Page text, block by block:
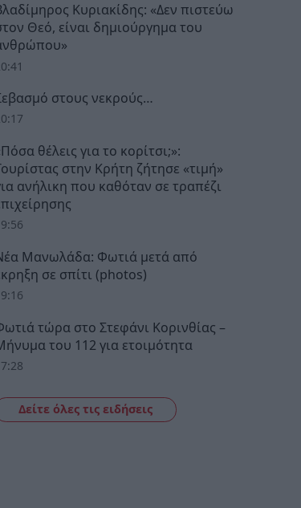
Κυριακίδης: «Δεν πιστεύω
Θεό, είναι δημιούργημα του
στους νεκρούς…
θέλεις για το κορίτσι;»:
στην Κρήτη ζήτησε «τιμή»
ανήλικη που καθόταν σε τραπέζι
Μανωλάδα: Φωτιά μετά από
σε σπίτι (photos)
τώρα στο Στεφάνι Κορινθίας –
του 112 για ετοιμότητα
Δείτε όλες τις ειδήσεις